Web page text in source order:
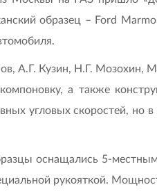
образец – Ford
А.Г. Кузин, Н.Г.
а также
угловых скоростей, но в
оснащались 5-
рукояткой.